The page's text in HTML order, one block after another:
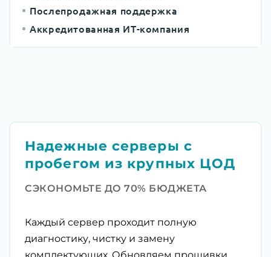
Послепродажная поддержка
Аккредитованная ИТ-компания
Надежные серверы с
пробегом из крупных ЦОД
СЭКОНОМЬТЕ ДО 70% БЮДЖЕТА
Каждый сервер проходит полную
диагностику, чистку и замену